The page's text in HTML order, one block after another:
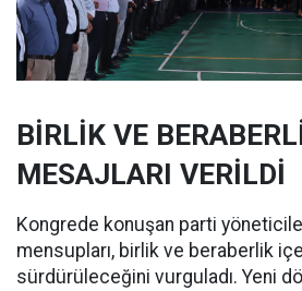
BİRLİK VE
MESAJLARI VERİLDİ
Kongrede konuşan parti
mensupları, birlik ve beraberlik
sürdürüleceğini vurguladı. Yeni